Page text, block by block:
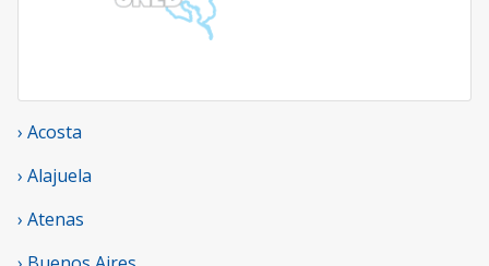
› Acosta
› Alajuela
› Atenas